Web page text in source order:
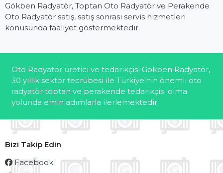
Gökben Radyatör, Toptan Oto Radyatör ve Perakende
Oto Radyatör satış, satış sonrası servis hizmetleri
konusunda faaliyet göstermektedir.
Oto Radyatör üretici ve tedarikçisi Gökben Radyatör,
30 yıllık sektör tecrübesi ile Türkiye'nin önemli oto
radyatör toptan ve perakende tedarikçisi olma
yolunda emin adımlarla ilerlemektedir.
Bizi Takip Edin
Facebook